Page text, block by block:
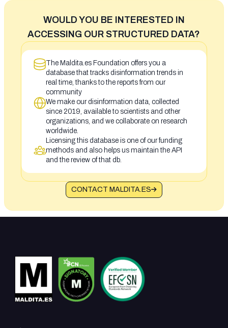
WOULD YOU BE INTERESTED IN
ACCESSING OUR STRUCTURED DATA?
The Maldita.es Foundation offers you a
database that tracks disinformation trends in
real time, thanks to the reports from our
community
We make our disinformation data, collected
since 2019, available to scientists and other
organizations, and we collaborate on research
worldwide.
Licensing this database is one of our funding
methods and also helps us maintain the API
and the review of that db.
CONTACT MALDITA.ES